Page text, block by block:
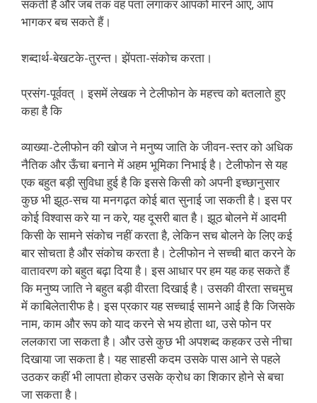
सकती है और जब तक वह पता लगाकर आपको मारने आए, आप
भागकर बच सकते हैं।
शब्दार्थ-बेखटके-तुरन्त। झेंपता-संकोच करता।
प्रसंग-पूर्ववत् । इसमें लेखक ने टेलीफोन के महत्त्व को बतलाते हुए
कहा है कि
व्याख्या-टेलीफोन की खोज ने मनुष्य जाति के जीवन-स्तर को अधिक
नैतिक और ऊँचा बनाने में अहम भूमिका निभाई है। टेलीफोन से यह
एक बहुत बड़ी सुविधा हुई है कि इससे किसी को अपनी इच्छानुसार
कुछ भी झूठ-सच या मनगढ़त कोई बात सुनाई जा सकती है। इस पर
कोई विश्वास करे या न करे, यह दूसरी बात है। झूठ बोलने में आदमी
किसी के सामने संकोच नहीं करता है, लेकिन सच बोलने के लिए कई
बार सोचता है और संकोच करता है। टेलीफोन ने सच्ची बात करने के
वातावरण को बहुत बढ़ा दिया है। इस आधार पर हम यह कह सकते हैं
कि मनुष्य जाति ने बहुत बड़ी वीरता दिखाई है। उसकी वीरता सचमुच
में काबिलेतारीफ है। इस प्रकार यह सच्चाई सामने आई है कि जिसके
नाम, काम और रूप को याद करने से भय होता था, उसे फोन पर
ललकारा जा सकता है। और उसे कुछ भी अपशब्द कहकर उसे नीचा
दिखाया जा सकता है। यह साहसी कदम उसके पास आने से पहले
उठकर कहीं भी लापता होकर उसके क्रोध का शिकार होने से बचा
जा सकता है।